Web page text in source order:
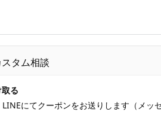
タム相談
る
にてクーポンをお送りします（メッ